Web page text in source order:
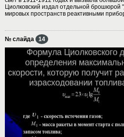
Циолковский издал отдельной брошюрой
мировых пространств реактивными
№ слайда 14